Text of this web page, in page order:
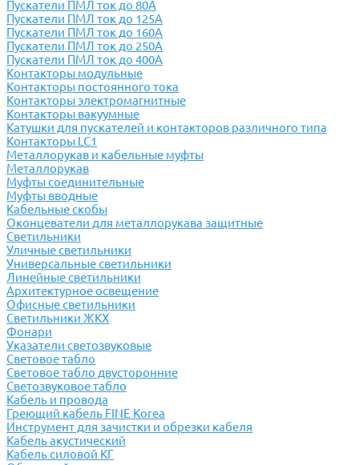
Пускатели ПМЛ ток до 80А
Пускатели ПМЛ ток до 125А
Пускатели ПМЛ ток до 160А
Пускатели ПМЛ ток до 250А
Пускатели ПМЛ ток до 400А
Контакторы модульные
Контакторы постоянного тока
Контакторы электромагнитные
Контакторы вакуумные
Катушки для пускателей и контакторов различного типа
Контакторы LC1
Металлорукав и кабельные муфты
Металлорукав
Муфты соединительные
Муфты вводные
Кабельные скобы
Оконцеватели для металлорукава защитные
Светильники
Уличные светильники
Универсальные светильники
Линейные светильники
Архитектурное освещение
Офисные светильники
Светильники ЖКХ
Фонари
Указатели светозвуковые
Световое табло
Световое табло двусторонние
Светозвуковое табло
Кабель и провода
Греющий кабель FINE Korea
Инструмент для зачистки и обрезки кабеля
Кабель акустический
Кабель силовой КГ